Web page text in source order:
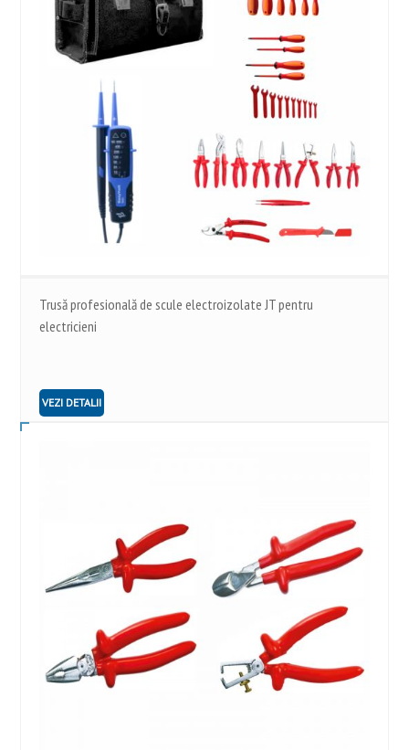
Trusă profesională de scule electroizolate JT pentru
electricieni
VEZI DETALII